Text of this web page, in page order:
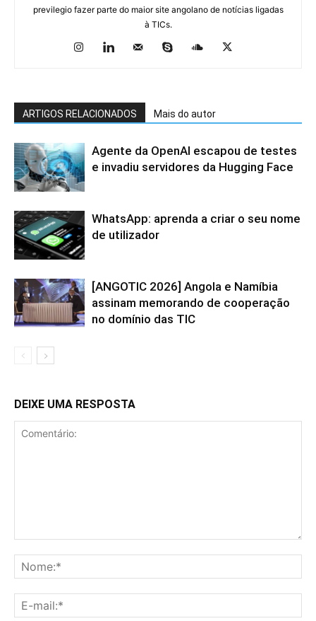
previlegio fazer parte do maior site angolano de notícias ligadas
à TICs.
ARTIGOS RELACIONADOS Mais do autor
Agente da OpenAI escapou de testes
e invadiu servidores da Hugging Face
WhatsApp: aprenda a criar o seu nome
de utilizador
[ANGOTIC 2026] Angola e Namíbia
assinam memorando de cooperação
no domínio das TIC
DEIXE UMA RESPOSTA